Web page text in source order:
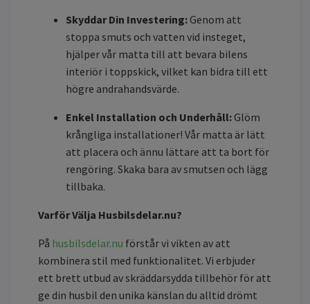
Skyddar Din Investering:Genom att
stoppa smuts och vatten vid insteget,
hjälper vår matta till att bevara bilens
interiör i toppskick, vilket kan bidra till ett
högre andrahandsvärde.
Enkel Installation och Underhåll:Glöm
krångliga installationer! Vår matta är lätt
att placera och ännu lättare att ta bort för
rengöring. Skaka bara av smutsen och lägg
tillbaka.
Varför Välja Husbilsdelar.nu?
På husbilsdelar.nu förstår vi vikten av att
kombinera stil med funktionalitet. Vi erbjuder
ett brett utbud av skräddarsydda tillbehör för att
ge din husbil den unika känslan du alltid drömt